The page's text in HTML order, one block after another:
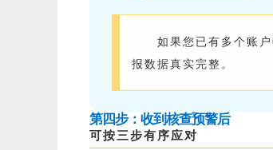
如果您已有多个账
报数据真实完整。
第四步：收到核查预警后
可按三步有序应对